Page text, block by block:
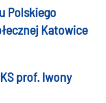
Polskiego
Katowice
prof. Iwony